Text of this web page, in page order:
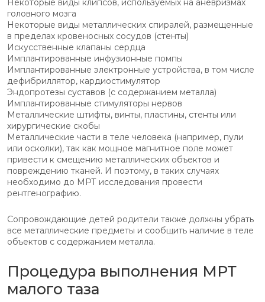
Некоторые виды клипсов, используемых на аневризмах
головного мозга
Некоторые виды металлических спиралей, размещенные
в пределах кровеносных сосудов (стенты)
Искусственные клапаны сердца
Имплантированные инфузионные помпы
Имплантированные электронные устройства, в том числе
дефибриллятор, кардиостимулятор
Эндопротезы суставов (с содержанием металла)
Имплантированные стимуляторы нервов
Металлические штифты, винты, пластины, стенты или
хирургические скобы
Металлические части в теле человека (например, пули
или осколки), так как мощное магнитное поле может
привести к смещению металлических объектов и
повреждению тканей. И поэтому, в таких случаях
необходимо до МРТ исследования провести
рентгенографию.
Сопровождающие детей родители также должны убрать
все металлические предметы и сообщить наличие в теле
объектов с содержанием металла.
Процедура выполнения МРТ
малого таза